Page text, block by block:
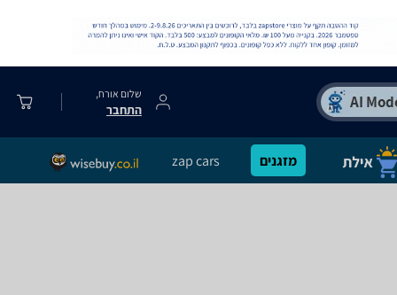
שלום אורח,
התחבר
מזגנים zap cars